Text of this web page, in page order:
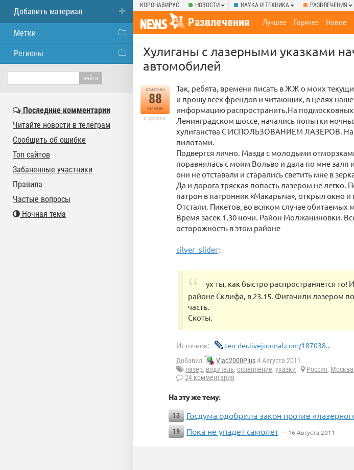
КОРОНАВИРУС НОВОСТИ НАУКА И ТЕХНИКА РАЗВЛЕЧЕНИЯ
Развлечения Лучшее Горячее Новое
Хулиганы с лазерными указками
автомобилей
отметили
88
человек
в архиве
Так, ребята, времени писать в ЖЖ о моих
и прошу всех френдов и читающих, в целях
информацию распространить.На подмосковных
Ленинградском шоссе, начались попытки
хулиганства С ИСПОЛЬЗОВАНИЕМ ЛАЗЕРОВ.
пилотами.
Подвергся лично. Мазда с молодыми
поравнялась с моим Вольво и дала по мне залп
они не отставали и старались светить мне в
Да и дорога тряская попасть лазером не
патрон в патронник «Макарыча», открыл окно
Отстали. Пикетов, во всяком случае обитаемых
Время засек 1,30 ночи. Район Молжаниновки.
осторожность в этом районе
silver_slider:
ух ты, как быстро распространяется
районе Склифа, в 23.15. Фигачили лазером
часть.
Скоты.
Источник: ten-der.livejournal.com/187038...
Добавил Vlad2000Plus4 Августа 2011
лазер, водитель, ослепление, указки Россия, Москва
24 комментария
На эту же тему:
13 Госдума одобрила закон против
19
Пока не упадет самолет — 16 Августа 2011
Добавить материал
Метки
Регионы
Последние комментарии
Читайте новости в телеграм
Сообщить об ошибке
Топ сайтов
Забаненные участники
Правила
Частые вопросы
Ночная тема